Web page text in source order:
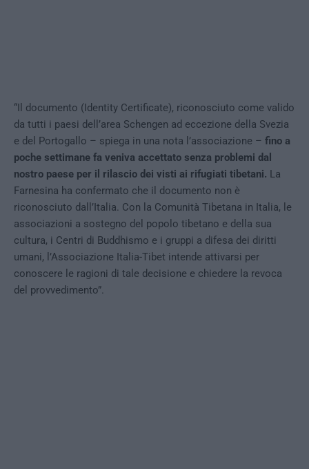
“Il documento (Identity Certificate), riconosciuto come valido
da tutti i paesi dell’area Schengen ad eccezione della Svezia
e del Portogallo – spiega in una nota l’associazione – fino a
poche settimane fa veniva accettato senza problemi dal
nostro paese per il rilascio dei visti ai rifugiati tibetani. La
Farnesina ha confermato che il documento non è
riconosciuto dall’Italia. Con la Comunità Tibetana in Italia, le
associazioni a sostegno del popolo tibetano e della sua
cultura, i Centri di Buddhismo e i gruppi a difesa dei diritti
umani, l’Associazione Italia-Tibet intende attivarsi per
conoscere le ragioni di tale decisione e chiedere la revoca
del provvedimento”.